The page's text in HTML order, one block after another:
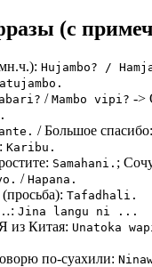
(с
Hujambo? /
/ Mambo vipi? ->
/ Большое спасибо:
Karibu.
Samahani. ;
/ Hapana.
Tafadhali.
Jina langu ni ...
из Китая: Unatoka
по-суахили: